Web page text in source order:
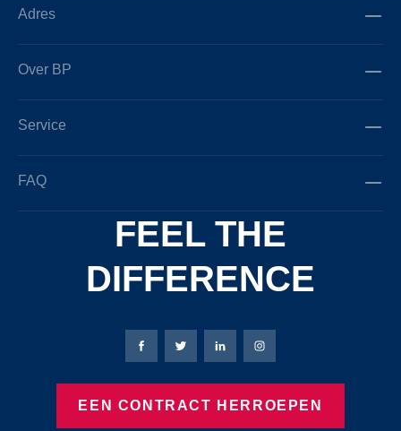
Adres
Over BP
Service
FAQ
FEEL THE
DIFFERENCE
Bierbaum-Proenen Facebook-pagina
Bierbaum-Proenen X-pagina
Bierbaum-Proenen
Bierbaum-Proenen
EEN CONTRACT HERROEPEN